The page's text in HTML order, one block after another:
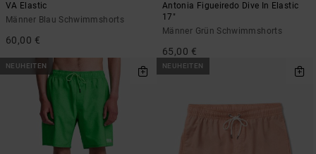
VA Elastic
Männer Blau Schwimmshorts
60,00 €
Antonia Figueiredo Dive In Elastic
17"
Männer Grün Schwimmshorts
65,00 €
NEUHEITEN NEUHEITEN